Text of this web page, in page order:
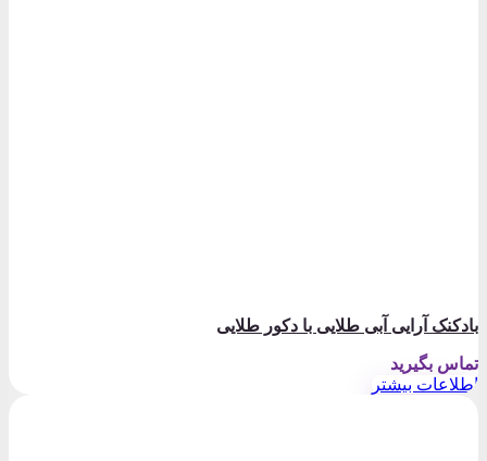
بادکنک آرایی آبی طلایی با دکور طلایی
تماس بگیرید
اطلاعات بیشتر